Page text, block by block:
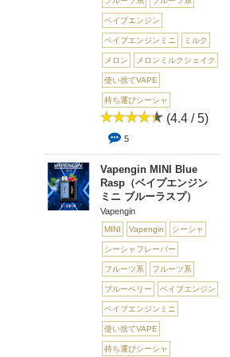
ベイプエンジン
ベイプエンジンミニ ミルク
メロン メロンミルクシェイク
使い捨てVAPE
持ち運びシーシャ
(4.4 / 5)
5
Vapengin MINI Blue
Rasp（ベイプエンジン
ミニ ブルーラスプ）
Vapengin
MINI Vapengin シーシャ
シーシャフレーバー
フルーツ系 フルーツ系
ブルーベリー ベイプエンジン
ベイプエンジンミニ
使い捨てVAPE
持ち運びシーシャ